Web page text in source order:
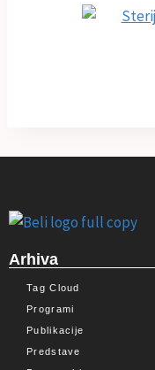
Arhiva
Tag Cloud
Programi
Publikacije
Predstave